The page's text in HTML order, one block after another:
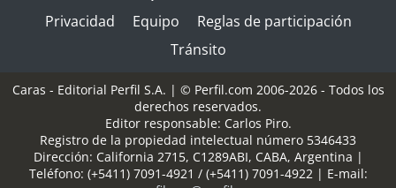
Privacidad
Equipo
Reglas de participación
Tránsito
Caras - Editorial Perfil S.A. | © Perfil.com 2006-2026 - Todos los
derechos reservados.
Editor responsable: Carlos Piro.
Registro de la propiedad intelectual número 5346433
Dirección: California 2715, C1289ABI, CABA, Argentina |
Teléfono: (+5411) 7091-4921 / (+5411) 7091-4922 | E-mail: